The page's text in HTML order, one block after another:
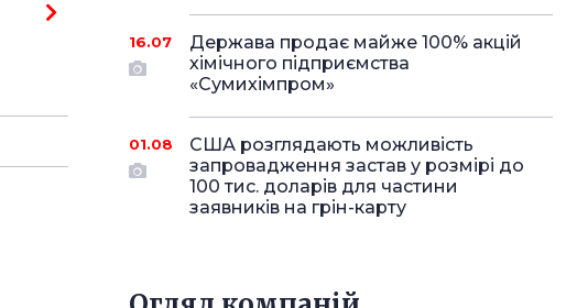
16.07
Держава продає майже 100% акцій
хімічного підприємства
«Сумихімпром»
01.08
США розглядають можливість
запровадження застав у розмірі до
100 тис. доларів для частини
заявників на грін-карту